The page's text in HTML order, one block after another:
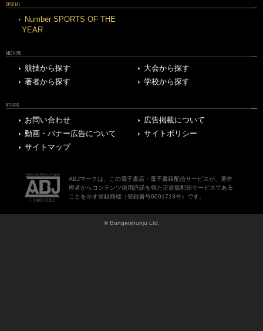
SPECIAL
Number SPORTS OF THE
YEAR
ARCHIVE
競技から探す
大会から探す
著者から探す
学校から探す
OTHERS
お問い合わせ
広告掲載について
動画・バナー広告について
サイトポリシー
サイトマップ
ABJマークは、この電子書店・電子書籍配信サービスが、著作
権者からコンテンツ使用許諾を得た正規版配信サービスである
ことを示す登録商標（登録番号6091713号）です。
© Bungeishunju Ltd.